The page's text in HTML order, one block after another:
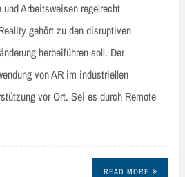
Arbeitsweisen regelrecht
gehört zu den disruptiven
herbeiführen soll. Der
von AR im industriellen
vor Ort. Sei es durch Remote
READ MORE